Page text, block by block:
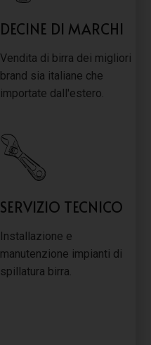
DECINE DI MARCHI
Vendita di birra dei migliori
brand sia italiane che
importate dall'estero.
SERVIZIO TECNICO
Installazione e
manutenzione impianti di
spillatura birra.